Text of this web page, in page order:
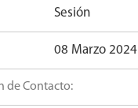
Sesión
08 Marzo 2024
de Contacto: